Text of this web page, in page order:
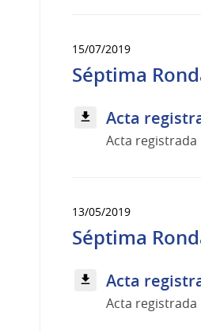
15/07/2019
Séptima
Acta
Acta registrada
13/05/2019
Séptima
Acta
Acta registrada